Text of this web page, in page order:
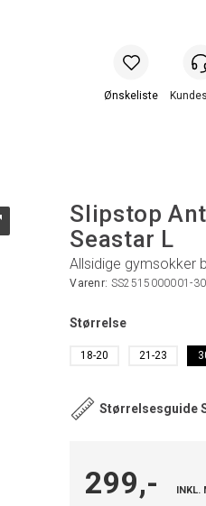
Slipstop
Seastar L
Allsidige gymsokker
Varenr: SS2515000001-
Størrelse
18-20 21-23
Størrelsesguide
299,- INKL.